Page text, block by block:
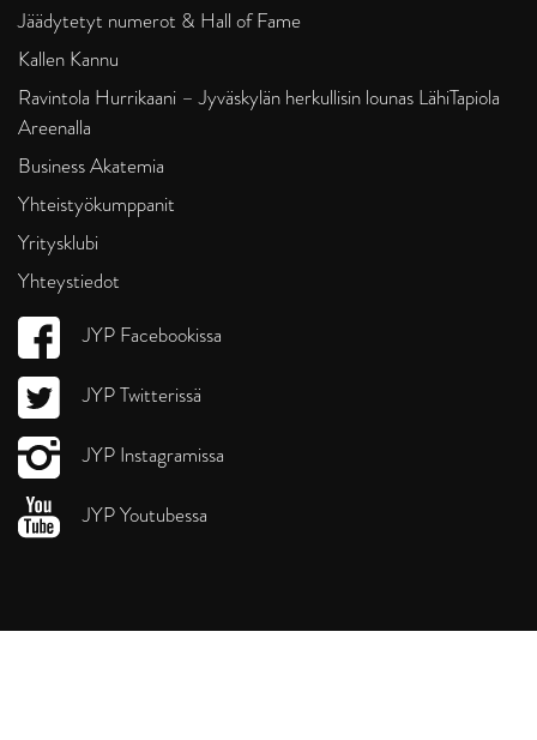
Jäädytetyt numerot & Hall of Fame
Kallen Kannu
Ravintola Hurrikaani – Jyväskylän herkullisin lounas LähiTapiola
Areenalla
Business Akatemia
Yhteistyökumppanit
Yritysklubi
Yhteystiedot
JYP Facebookissa
JYP Twitterissä
JYP Instagramissa
JYP Youtubessa